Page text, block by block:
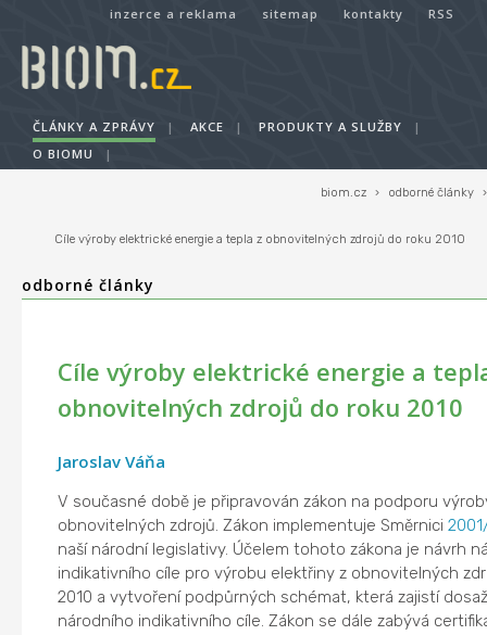
inzerce a reklama sitemap kontakty RSS
ČLÁNKY A ZPRÁVY | AKCE | PRODUKTY A SLUŽBY
|
O BIOMU
|
biom.cz › odborné články ›
Cíle výroby elektrické energie a tepla z obnovitelných zdrojů do roku 2010
odborné články
Cíle výroby elektrické energie a
obnovitelných zdrojů do roku 2010
Jaroslav Váňa
V současné době je připravován zákon na podporu
obnovitelných zdrojů. Zákon implementuje Směrnici
naší národní legislativy. Účelem tohoto zákona je návrh
indikativního cíle pro výrobu elektřiny z obnovitelných
2010 a vytvoření podpůrných schémat, která zajistí
národního indikativního cíle. Zákon se dále zabývá